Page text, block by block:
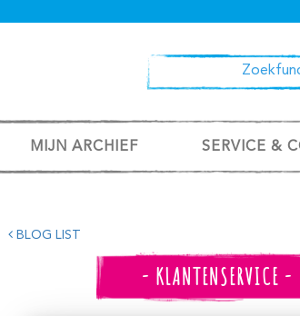
MIJN ARCHIEF SERVICE &
BLOG LIST
- KLANTENSERVICE -